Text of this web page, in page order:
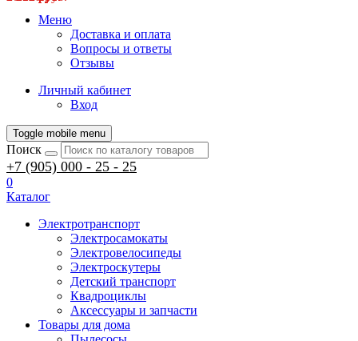
Меню
Доставка и оплата
Вопросы и ответы
Отзывы
Личный кабинет
Вход
Toggle mobile menu
Поиск
+7 (905) 000 - 25 - 25
0
Каталог
Электротранспорт
Электросамокаты
Электровелосипеды
Электроскутеры
Детский транспорт
Квадроциклы
Аксессуары и запчасти
Товары для дома